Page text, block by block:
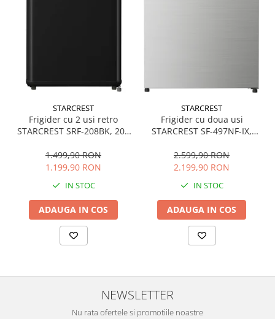
STARCREST
Frigider cu 2 usi retro
STARCREST SRF-208BK, 208
Iluminare LED, Termostat
Reglabil, H 147 cm, Negru
1.499,90 RON
1.199,90 RON
IN STOC
ADAUGA IN COS
STARCREST
Frigider cu doua usi
STARCREST SF-497NF-IX,
Compresor Inverter, Clasa
E, Display, Functie super
H 175 cm, Inox
2.599,90 RON
2.199,90 RON
IN STOC
ADAUGA IN COS
NEWSLETTER
Nu rata ofertele si promotiile noastre